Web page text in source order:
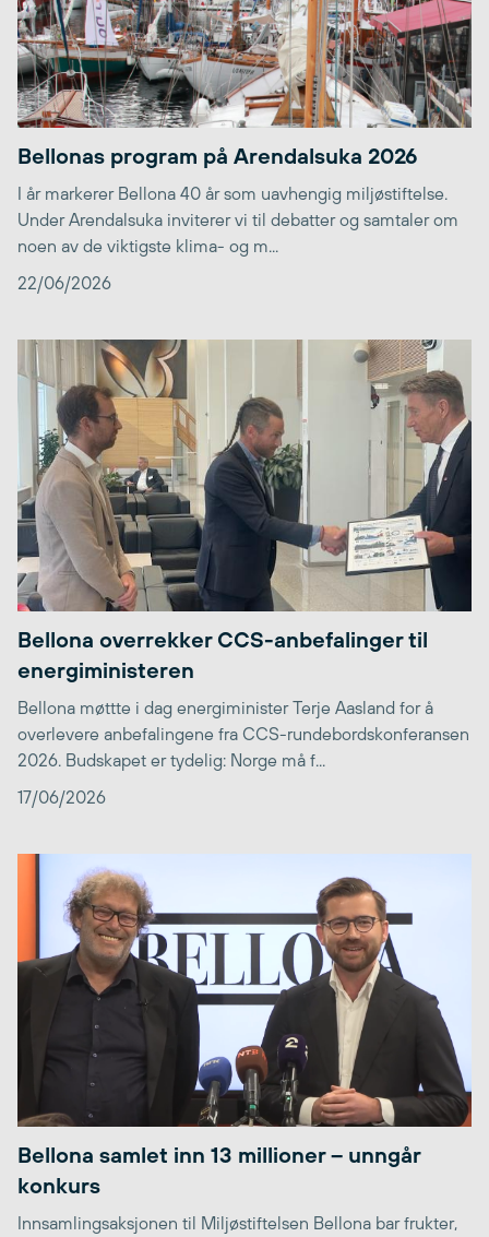
Bellonas program på Arendalsuka 2026
I år markerer Bellona 40 år som uavhengig miljøstiftelse.
Under Arendalsuka inviterer vi til debatter og samtaler om
noen av de viktigste klima- og m...
22/06/2026
Bellona overrekker CCS-anbefalinger til
energiministeren
Bellona møttte i dag energiminister Terje Aasland for å
overlevere anbefalingene fra CCS-rundebordskonferansen
2026. Budskapet er tydelig: Norge må f...
17/06/2026
Bellona samlet inn 13 millioner – unngår
konkurs
Innsamlingsaksjonen til Miljøstiftelsen Bellona bar frukter,